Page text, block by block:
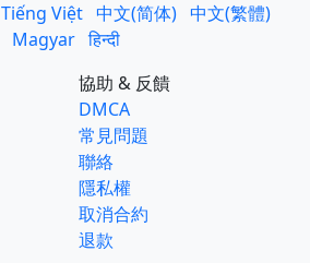
Tiếng Việt 中文(简体) 中文(繁體)
Magyar हिन्दी
協助 & 反饋
DMCA
常見問題
聯絡
隱私權
取消合約
退款